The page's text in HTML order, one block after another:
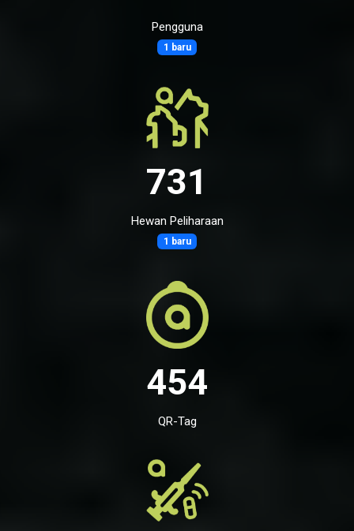
Pengguna
1 baru
731
Hewan Peliharaan
1 baru
454
QR-Tag